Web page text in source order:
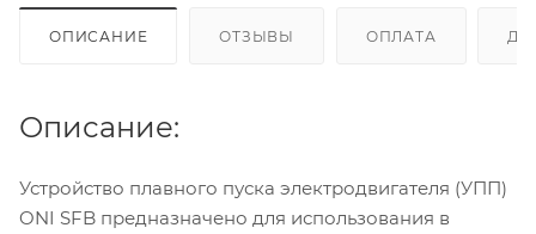
ОПИСАНИЕ ОТЗЫВЫ ОПЛАТА
Описание:
Устройство плавного пуска электродвигателя (УПП)
ONI SFB предназначено для использования в